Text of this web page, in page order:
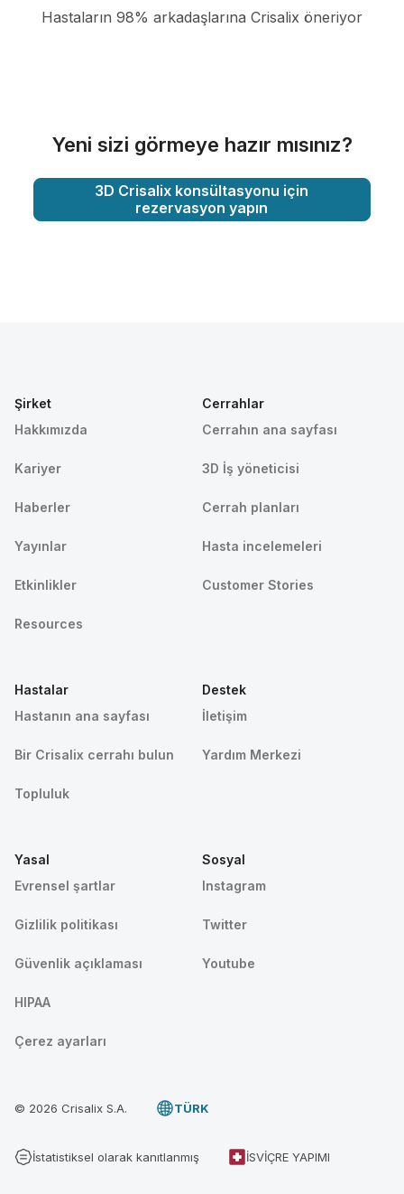
Hastaların 98% arkadaşlarına Crisalix öneriyor
Yeni sizi görmeye hazır mısınız?
3D Crisalix konsültasyonu için
rezervasyon yapın
Şirket
Hakkımızda
Kariyer
Haberler
Yayınlar
Etkinlikler
Resources
Cerrahlar
Cerrahın ana sayfası
3D İş yöneticisi
Cerrah planları
Hasta incelemeleri
Customer Stories
Hastalar
Hastanın ana sayfası
Bir Crisalix cerrahı bulun
Topluluk
Destek
İletişim
Yardım Merkezi
Yasal
Evrensel şartlar
Gizlilik politikası
Güvenlik açıklaması
HIPAA
Çerez ayarları
Sosyal
Instagram
Twitter
Youtube
© 2026 Crisalix S.A. TÜRK
İstatistiksel olarak kanıtlanmış İSVIÇRE YAPIMI